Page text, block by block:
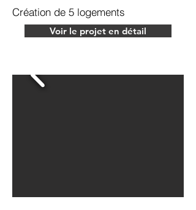
Création de 5 logements
Voir le projet en détail